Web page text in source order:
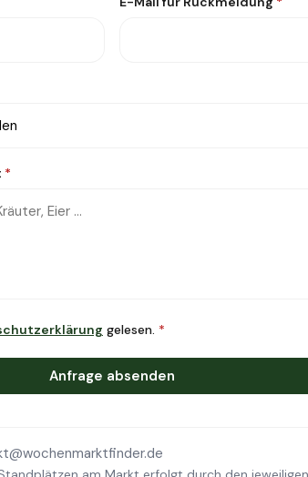
*
gelesen. *
Anfrage absenden